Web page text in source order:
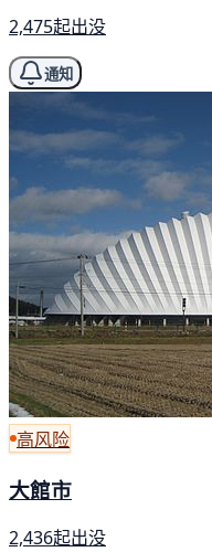
2,475起出没
通知
高风险
大館市
2,436起出没